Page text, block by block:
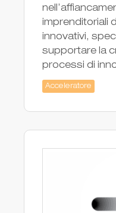
imprenditoriali
innovativi,
supportare la
processi di
Acceleratore